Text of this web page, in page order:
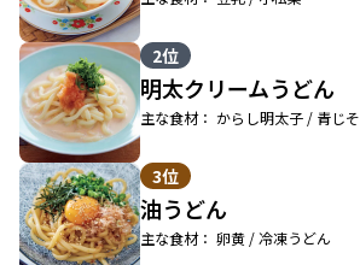
2位
明太クリームうどん
主な食材： からし明太子 / 青じそ
3位
油うどん
主な食材： 卵黄 / 冷凍うどん